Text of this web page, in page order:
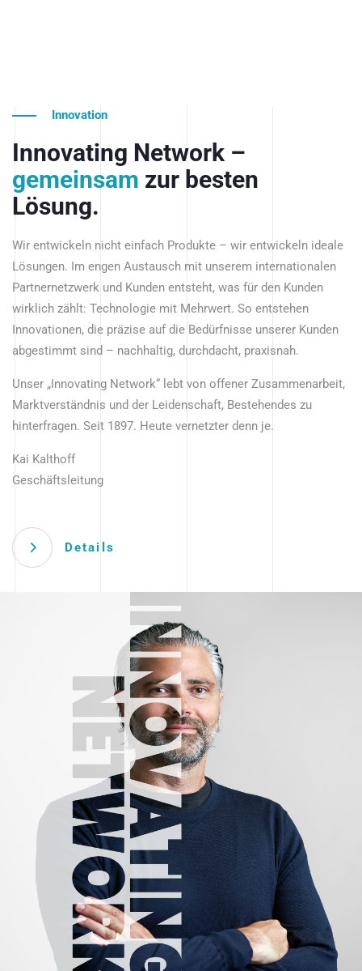
Innovation
Innovating Network –
gemeinsam zur besten
Lösung.
Wir entwickeln nicht einfach Produkte – wir entwickeln ideale
Lösungen. Im engen Austausch mit unserem internationalen
Partnernetzwerk und Kunden entsteht, was für den Kunden
wirklich zählt: Technologie mit Mehrwert. So entstehen
Innovationen, die präzise auf die Bedürfnisse unserer Kunden
abgestimmt sind – nachhaltig, durchdacht, praxisnah.
Unser „Innovating Network“ lebt von offener Zusammenarbeit,
Marktverständnis und der Leidenschaft, Bestehendes zu
hinterfragen. Seit 1897. Heute vernetzter denn je.
Kai Kalthoff
Geschäftsleitung
Details